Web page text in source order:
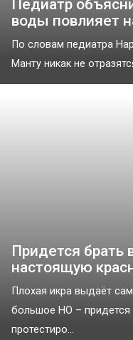
Педиатр
воды повлияет
По словам педиатра
Манту никак не
Придется брать
настоящую
Плохая икра выдаёт
большое НО – придется
протестиро...